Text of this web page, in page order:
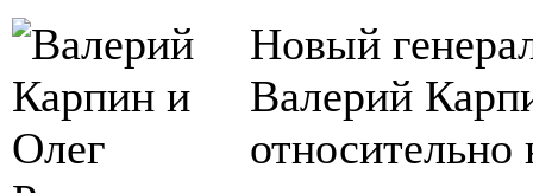
Новый
Валерий
относительно